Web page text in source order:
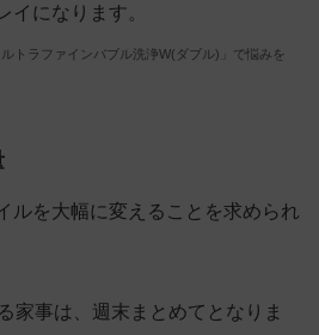
イになります。
トラファインバブル洗浄W(ダブル)」で悩みを
ルを大幅に変えることを求められ
家事は、週末まとめてとなりま